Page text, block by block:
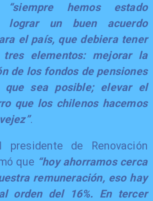
“siempre hemos estado
lograr un buen acuerdo
el país, que debiera tener
tres elementos: mejorar la
de los fondos de pensiones
que sea posible; elevar el
que los chilenos hacemos
.
presidente de Renovación
que “hoy ahorramos cerca
remuneración, eso hay
orden del 16%. En tercer